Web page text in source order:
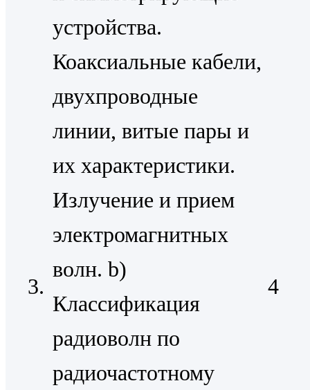
3.
устройства.
Коаксиальные кабели,
двухпроводные
линии, витые пары и
их характеристики.
Излучение и прием
электромагнитных
волн. b)
Классификация
радиоволн по
радиочастотному
4